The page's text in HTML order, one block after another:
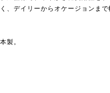
、デイリーからオケージョンまで
製。